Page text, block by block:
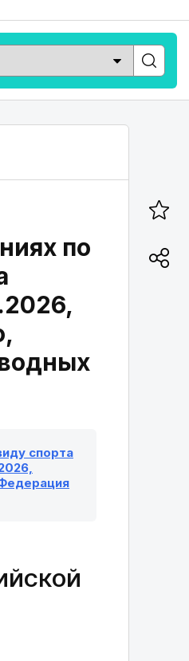
по
спорта